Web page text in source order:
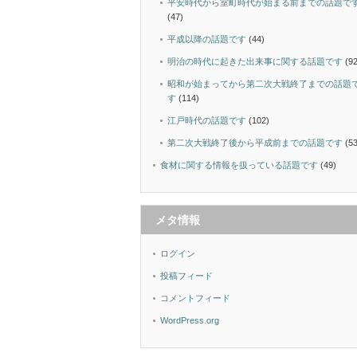
平安時代から室町時代が始まる前までの話題で
(47)
平成以降の話題です (44)
明治の時代に起きた出来事に関する話題です
昭和が始まってから第二次大戦終了までの話題
す (114)
江戸時代の話題です (102)
第二次大戦終了後から平成前までの話題です
食材に関する情報を扱っている話題です (49)
メタ情報
ログイン
投稿フィード
コメントフィード
WordPress.org